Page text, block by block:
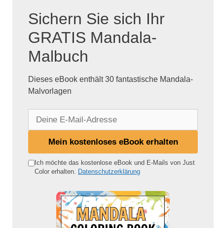
Sichern Sie sich Ihr
GRATIS Mandala-
Malbuch
Dieses eBook enthält 30 fantastische Mandala-
Malvorlagen
e
Mein kostenloses eBook erhalten
Ich möchte das kostenlose eBook und E-Mails von Just
Color erhalten. Datenschutzerklärung